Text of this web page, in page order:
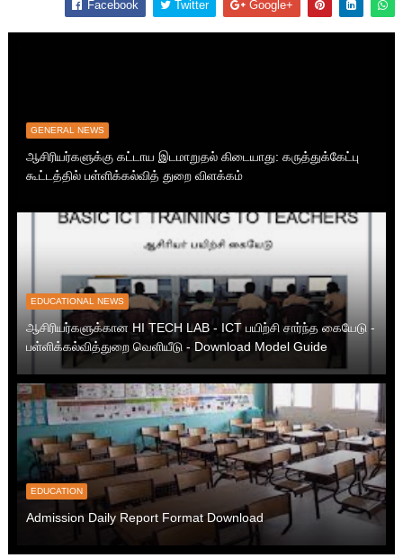
Facebook Twitter Google+
GENERAL NEWS
ஆசிரியர்களுக்கு கட்டாய இடமாறுதல் கிடையாது: கருத்துக்கேட்பு
கூட்டத்தில் பள்ளிக்கல்வித் துறை விளக்கம்
EDUCATIONAL NEWS
ஆசிரியர்களுக்கான HI TECH LAB - ICT பயிற்சி சார்ந்த கையேடு -
பள்ளிக்கல்வித்துறை வெளியீடு - Download Model Guide
EDUCATION
Admission Daily Report Format Download